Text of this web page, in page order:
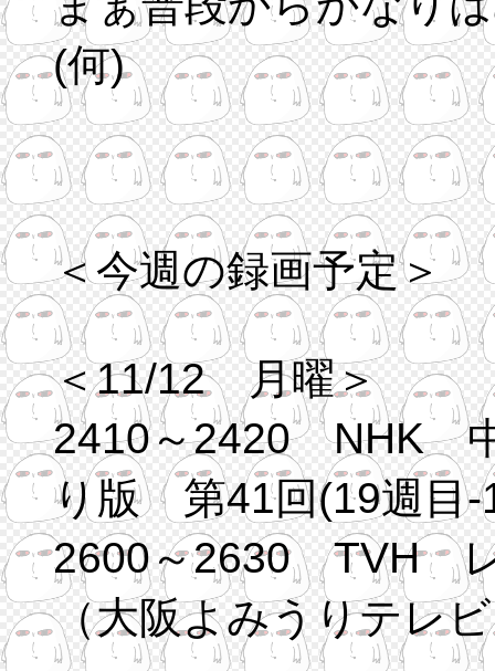
(何)
＜今週の録画予定＞
＜11/12 月曜＞
2410～2420 NHK
り版 第41回(19週目-
2600～2630 TVH
（大阪よみうりテ